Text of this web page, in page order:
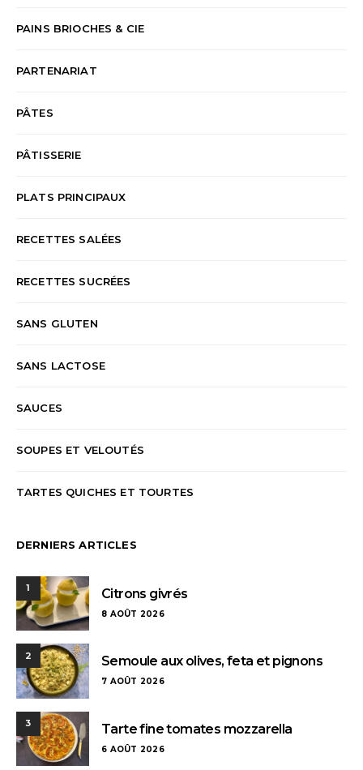
PAINS BRIOCHES & CIE
PARTENARIAT
PÂTES
PÂTISSERIE
PLATS PRINCIPAUX
RECETTES SALÉES
RECETTES SUCRÉES
SANS GLUTEN
SANS LACTOSE
SAUCES
SOUPES ET VELOUTÉS
TARTES QUICHES ET TOURTES
DERNIERS ARTICLES
1 Citrons givrés
8 AOÛT 2026
2 Semoule aux olives, feta et pignons
7 AOÛT 2026
3 Tarte fine tomates mozzarella
6 AOÛT 2026